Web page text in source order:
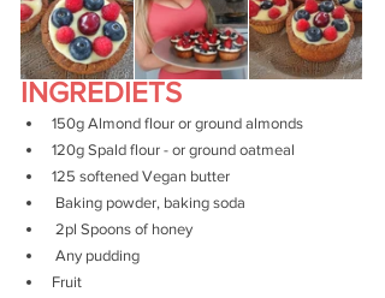
INGREDIETS
150g Almond flour or ground almonds
120g Spald flour - or ground oatmeal
125 softened Vegan butter
Baking powder, baking soda
2pl Spoons of honey
Any pudding
Fruit